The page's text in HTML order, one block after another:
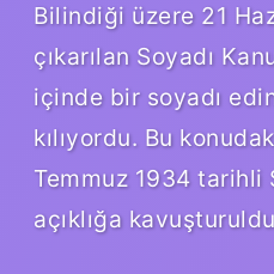
Bilindiği üzere 21
çıkarılan Soyadı
içinde bir soyadı
kılıyordu. Bu
Temmuz 1934 tarihli
açıklığa